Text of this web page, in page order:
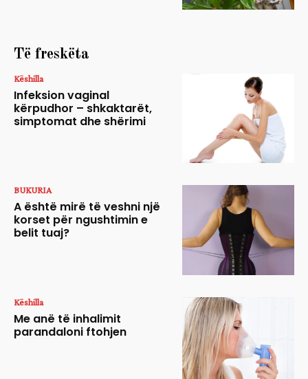
Të freskëta
Këshilla
Infeksion vaginal
kërpudhor – shkaktarët,
simptomat dhe shërimi
BUKURIA
A është mirë të veshni një
korset për ngushtimin e
belit tuaj?
Këshilla
Me anë të inhalimit
parandaloni ftohjen